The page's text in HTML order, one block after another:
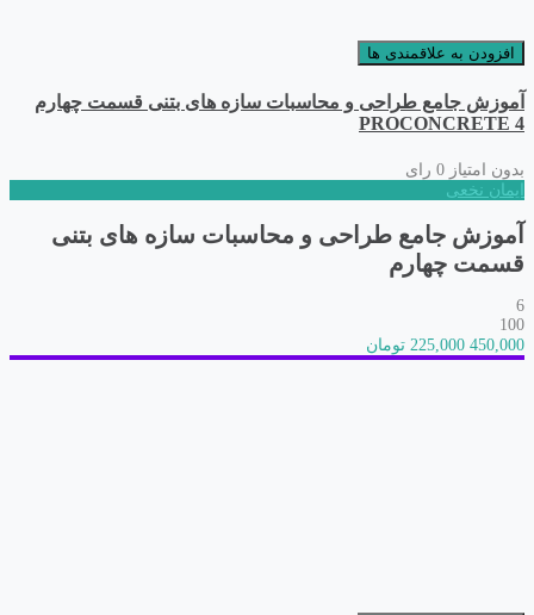
افزودن به علاقمندی ها
آموزش جامع طراحی و محاسبات سازه های بتنی قسمت چهارم
PROCONCRETE 4
بدون امتیاز 0 رای
ایمان نخعی
آموزش جامع طراحی و محاسبات سازه های بتنی
قسمت چهارم
6
100
450,000 225,000 تومان